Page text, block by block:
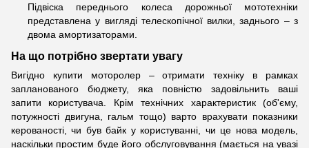
Підвіска переднього колеса дорожньої мототехніки
представлена ​​у вигляді телескопічної вилки, заднього – з
двома амортизаторами.
На що потрібно звертати увагу
Вигідно купити моторолер – отримати техніку в рамках
запланованого бюджету, яка повністю задовільнить ваші
запити користувача. Крім технічних характеристик (об'єму,
потужності двигуна, гальм тощо) варто врахувати показники
керованості, чи був байк у користуванні, чи це нова модель,
наскільки простим буде його обслуговування (мається на увазі